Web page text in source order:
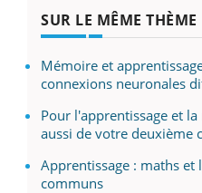
SUR LE MÊME THÈME
Mémoire et
connexions neuronales
Pour l'apprentissage et
aussi de votre deuxième
Apprentissage : maths et
communs